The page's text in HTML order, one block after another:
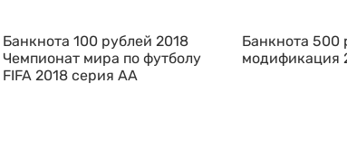
Банкнота 100 рублей 2018
Чемпионат мира по футболу
FIFA 2018 серия АА
Банкнота 500
модификация